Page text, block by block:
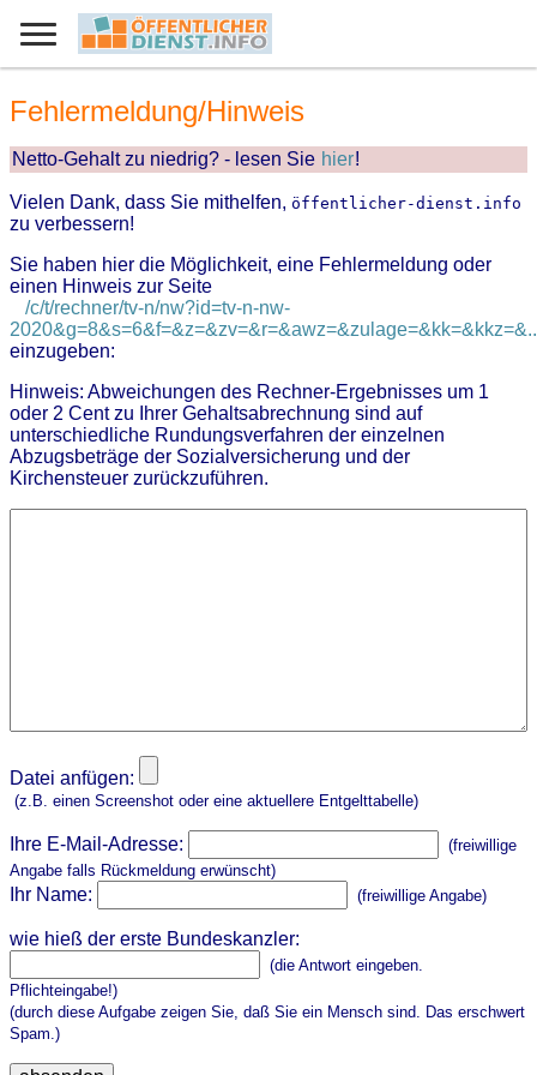
Fehlermeldung/Hinweis
Netto-Gehalt zu niedrig? - lesen Sie hier!
Vielen Dank, dass Sie mithelfen, öffentlicher-dienst.info
zu verbessern!
Sie haben hier die Möglichkeit, eine Fehlermeldung oder
einen Hinweis zur Seite
/c/t/rechner/tv-n/nw?id=tv-n-nw-
einzugeben:
Hinweis: Abweichungen des Rechner-Ergebnisses um 1
oder 2 Cent zu Ihrer Gehaltsabrechnung sind auf
unterschiedliche Rundungsverfahren der einzelnen
Abzugsbeträge der Sozialversicherung und der
Kirchensteuer zurückzuführen.
Datei anfügen:
(z.B. einen Screenshot oder eine aktuellere Entgelttabelle)
Ihre E-Mail-Adresse:
(freiwillige
Angabe falls Rückmeldung erwünscht)
Ihr Name: (freiwillige Angabe)
wie hieß der erste Bundeskanzler:
(die Antwort eingeben.
Pflichteingabe!)
(durch diese Aufgabe zeigen Sie, daß Sie ein Mensch sind. Das erschwert
Spam.)